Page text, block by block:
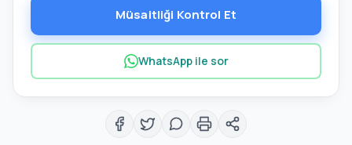
Müsaitliği Kontrol Et
WhatsApp ile sor